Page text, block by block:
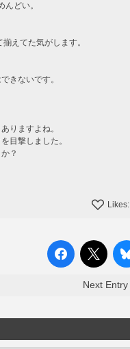
どい。
えてた気がします。
きないです。
りますよね。
目撃しました。
？
Likes:
Next Entry